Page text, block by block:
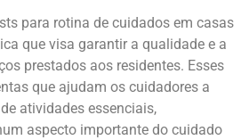
para rotina de cuidados em casas
que visa garantir a qualidade e a
prestados aos residentes. Esses
que ajudam os cuidadores a
atividades essenciais,
aspecto importante do cuidado